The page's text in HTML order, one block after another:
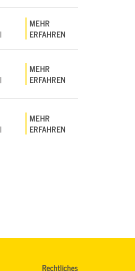
MEHR
ERFAHREN
MEHR
ERFAHREN
MEHR
ERFAHREN
Rechtliches